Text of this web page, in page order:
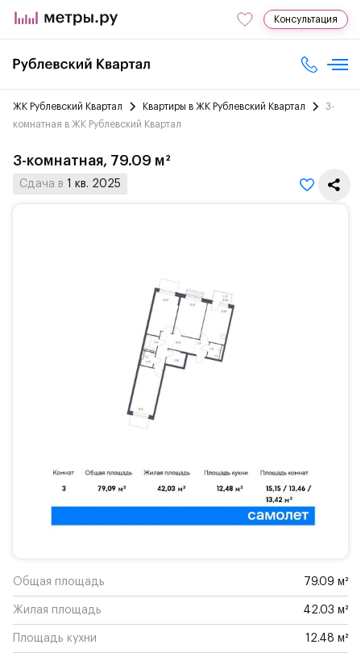
Консультация
ЖК Рублевский Квартал Квартиры в ЖК Рублевский Квартал
3-
комнатная в ЖК Рублевский Квартал
3-комнатная, 79.09 м²
Сдача в 1 кв. 2025
Общая площадь 79.09 м²
Жилая площадь 42.03 м²
Площадь кухни 12.48 м²